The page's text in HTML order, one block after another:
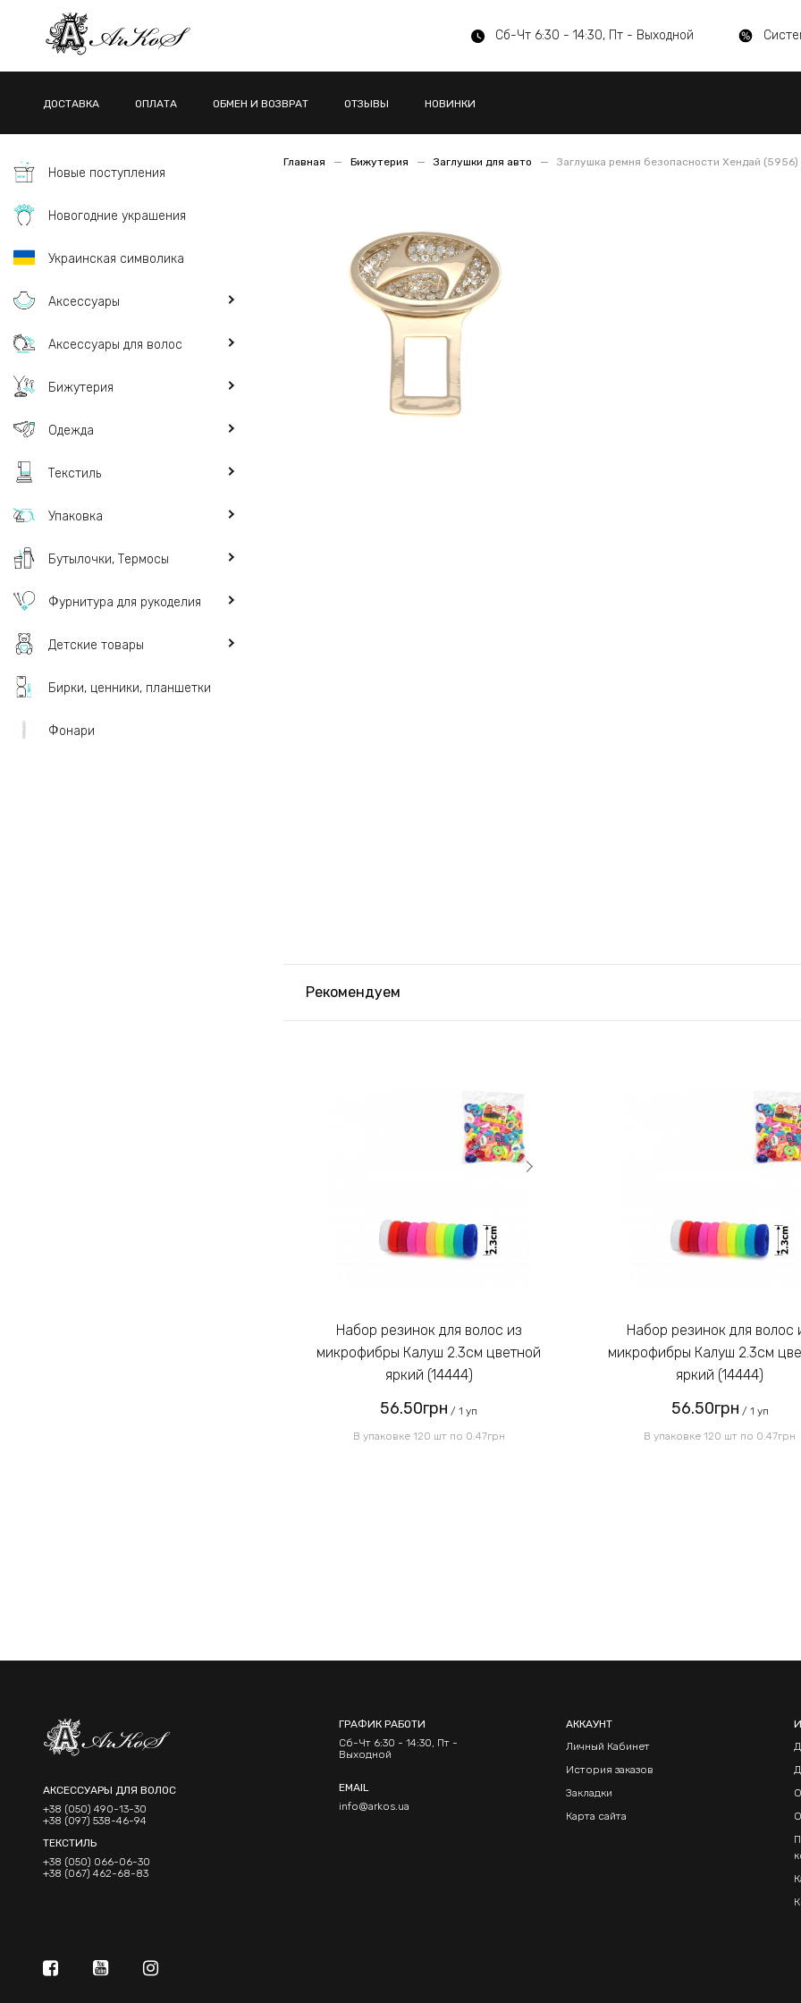
Сб-Чт 6:30 - 14:30, Пт - Выходной
ДОСТАВКА ОПЛАТА ОБМЕН И ВОЗВРАТ ОТЗЫВЫ НОВИНКИ
Новые поступления
Новогодние украшения
Украинская символика
Аксессуары
Аксессуары для волос
Бижутерия
Одежда
Текстиль
Упаковка
Бутылочки, Термосы
Фурнитура для рукоделия
Детские товары
Бирки, ценники, планшетки
Фонари
Главная Бижутерия Заглушки для авто Заглушка ремня безопасности Хендай (5956)
Рекомендуем
Набор резинок для волос из
микрофибры Калуш 2.3см цветной
яркий (14444)
56.50грн / 1 уп
В упаковке 120 шт по 0.47грн
Набор резинок для волос из
микрофибры Калуш 2.3см
яркий (14444)
56.50грн / 1 уп
В упаковке 120 шт по 0.47грн
АКСЕССУАРЫ ДЛЯ ВОЛОС
+38 (050) 490-13-30
+38 (097) 538-46-94
ТЕКСТИЛЬ
+38 (050) 066-06-30
+38 (067) 462-68-83
ГРАФИК РАБОТИ
Сб-Чт 6:30 - 14:30, Пт -
Выходной
EMAIL
info@arkos.ua
АККАУНТ
Личный Кабинет
История заказов
Закладки
Карта сайта